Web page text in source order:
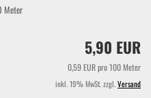
Meter
5,90 EUR
0,59 EUR pro 100 Meter
inkl. 19% MwSt. zzgl.Versand